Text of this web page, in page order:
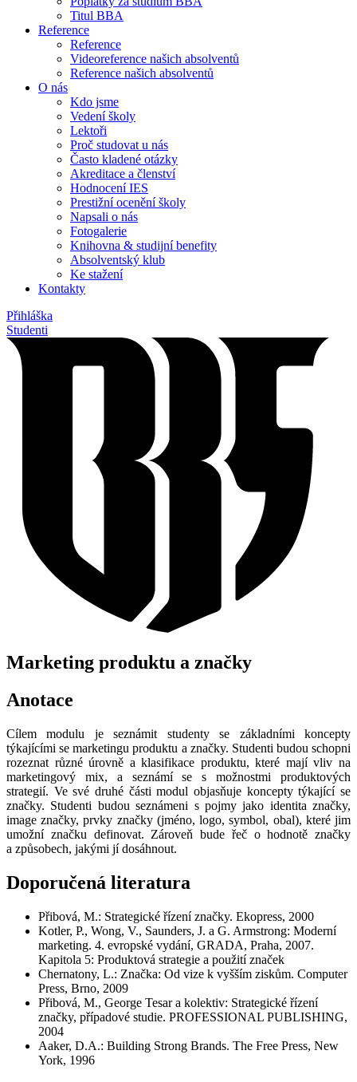
Titul BBA
Reference
Reference
Videoreference našich absolventů
Reference našich absolventů
O nás
Kdo jsme
Vedení školy
Lektoři
Proč studovat u nás
Často kladené otázky
Akreditace a členství
Hodnocení IES
Prestižní ocenění školy
Napsali o nás
Fotogalerie
Knihovna & studijní benefity
Absolventský klub
Ke stažení
Kontakty
Přihláška
Studenti
Marketing produktu a značky
Anotace
Cílem modulu je seznámit studenty se základními koncepty
týkajícími se marketingu produktu a značky. Studenti budou schopni
rozeznat různé úrovně a klasifikace produktu, které mají vliv na
marketingový mix, a seznámí se s možnostmi produktových
strategií. Ve své druhé části modul objasňuje koncepty týkající se
značky. Studenti budou seznámeni s pojmy jako identita značky,
image značky, prvky značky (jméno, logo, symbol, obal), které jim
umožní značku definovat. Zároveň bude řeč o hodnotě značky
a způsobech, jakými jí dosáhnout.
Doporučená literatura
Přibová, M.: Strategické řízení značky. Ekopress, 2000
Kotler, P., Wong, V., Saunders, J. a G. Armstrong: Moderní
marketing. 4. evropské vydání, GRADA, Praha, 2007.
Kapitola 5: Produktová strategie a použití značek
Chernatony, L.: Značka: Od vize k vyšším ziskům. Computer
Press, Brno, 2009
Přibová, M., George Tesar a kolektiv: Strategické řízení
značky, případové studie. PROFESSIONAL PUBLISHING,
2004
Aaker, D.A.: Building Strong Brands. The Free Press, New
York, 1996